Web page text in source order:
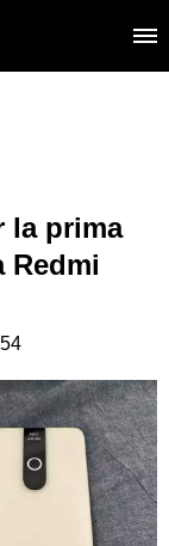
la prima
Redmi